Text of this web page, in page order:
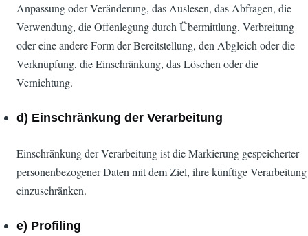
Anpassung oder Veränderung, das Auslesen, das Abfragen, die
Verwendung, die Offenlegung durch Übermittlung, Verbreitung
oder eine andere Form der Bereitstellung, den Abgleich oder die
Verknüpfung, die Einschränkung, das Löschen oder die
Vernichtung.
d) Einschränkung der Verarbeitung
Einschränkung der Verarbeitung ist die Markierung gespeicherter
personenbezogener Daten mit dem Ziel, ihre künftige Verarbeitung
einzuschränken.
e) Profiling